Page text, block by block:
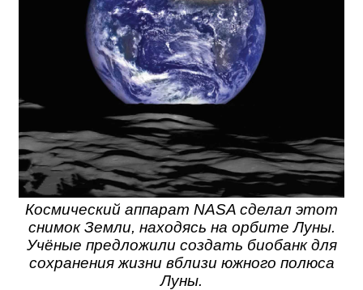
Космический аппарат NASA сделал этот
снимок Земли, находясь на орбите Луны.
Учёные предложили создать биобанк для
сохранения жизни вблизи южного полюса
Луны.